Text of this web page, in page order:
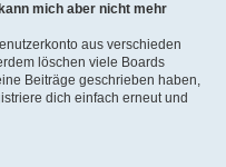
mich aber nicht mehr
aus verschieden
löschen viele Boards
Beiträge geschrieben haben,
dich einfach erneut und